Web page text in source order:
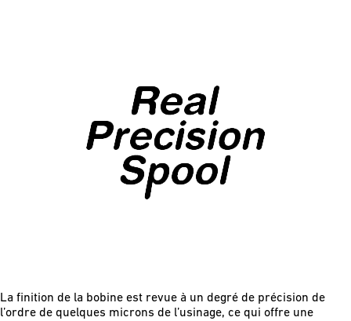
La ﬁnition de la bobine est revue à un degré de précision de
l’ordre de quelques microns de l’usinage, ce qui offre une